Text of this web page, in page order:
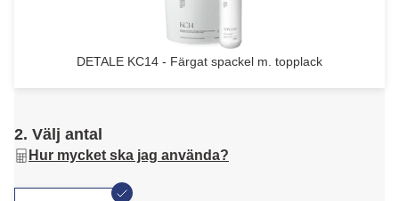
DETALE KC14 - Färgat spackel m. topplack
2. Välj antal
Hur mycket ska jag använda?